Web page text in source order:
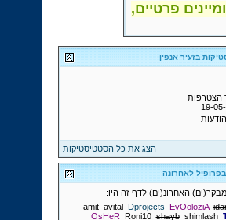
פרטיים,
בזעיר אנפין
הצטרפות
19-
הצג את כל הסטטיסטיקות
בפרופיל לאחרונה
amit_avital Dprojects EvOoloziA
OsHeR Roni10 shayb shimlash